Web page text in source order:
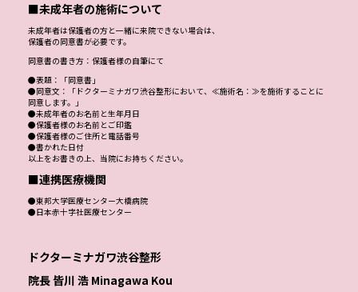
■未成年者の施術について
未成年者は保護者の方と一緒に来院できない場合は、
保護者の同意書が必要です。
同意書の書き方：保護者様の自筆にて
●表題：「同意書」
●同意文：「ドクターミナガワ渋谷整形において、≪施術名：≫を施術することに
同意します。」
●未成年者のお名前と生年月日
●保護者様のお名前とご印鑑
●保護者様のご住所と電話番号
●書かれた日付
以上をお書きの上、当院にお持ちください。
■連携医療機関
●東邦大学医療センター大橋病院
●日本赤十字社医療センター
ドクターミナガワ渋谷整形
院長 皆川 浩 Minagawa Kou